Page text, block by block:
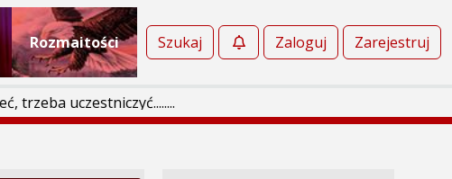
Rozmaitości Szukaj Zaloguj Zarejestruj
uczestniczyć........